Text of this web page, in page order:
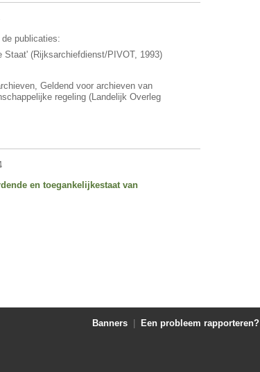
publicaties:
Staat' (Rijksarchiefdienst/PIVOT, 1993)
Geldend voor archieven van
regeling (Landelijk Overleg
en toegankelijkestaat van
Banners Een probleem rapporteren?